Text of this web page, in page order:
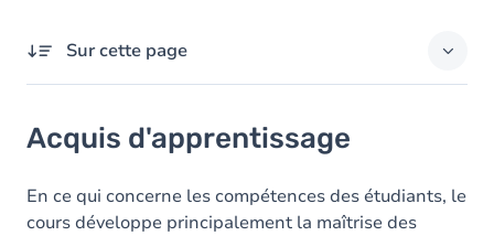
Sur cette page
Objectifs
Contenu
Acquis d'apprentissage
En ce qui concerne les compétences des étudiants, le
cours développe principalement la maîtrise des